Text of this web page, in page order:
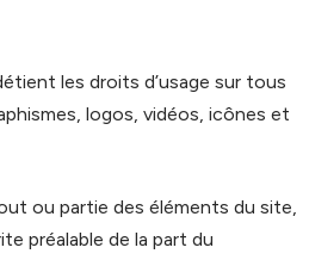
les droits d’usage sur tous
logos, vidéos, icônes et
ou partie des éléments du site,
préalable de la part du